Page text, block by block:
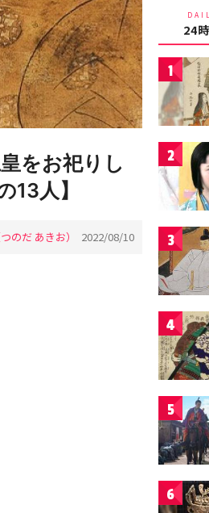
をお祀りし
13人】
のだ あきお） 2022/08/10
24
1
2
3
4
5
6